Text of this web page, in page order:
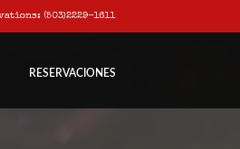
(503)2229-1611
RESERVACIONES